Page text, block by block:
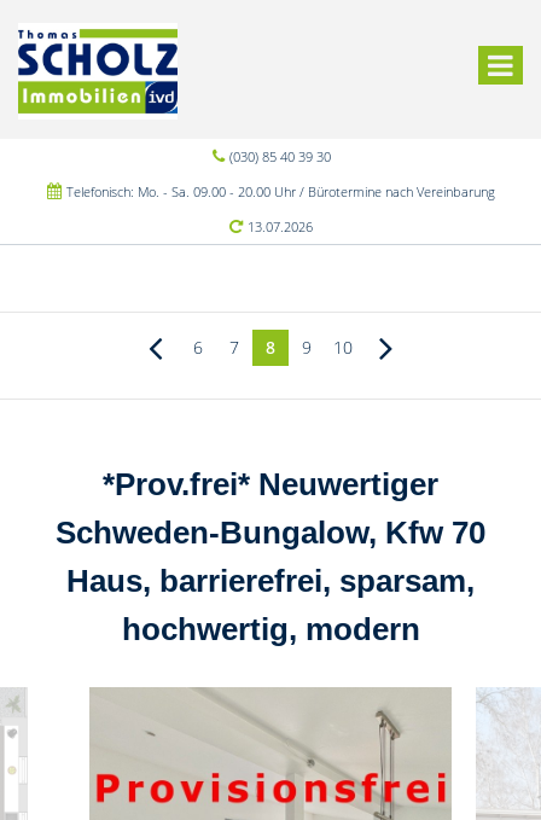
(030) 85 40 39 30
Telefonisch: Mo. - Sa. 09.00 - 20.00 Uhr / Bürotermine nach Vereinbarung
13.07.2026
6 7 8 9 10
*Prov.frei* Neuwertiger
Schweden-Bungalow, Kfw 70
Haus, barrierefrei, sparsam,
hochwertig, modern